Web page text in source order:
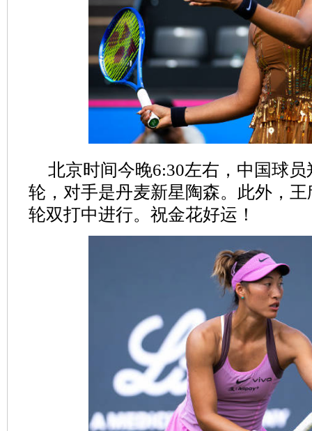
北京时间今晚6:30左右，中国球
轮，对手是丹麦新星陶森。此外，
轮双打中进行。祝金花好运！